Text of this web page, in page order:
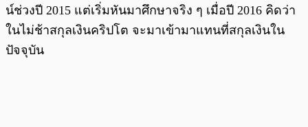
น์ช่วงปี 2015 แต่เริ่มหันมาศึกษาจริง ๆ เมื่อปี 2016 คิดว่า
ในไม่ช้าสกุลเงินคริปโต จะมาเข้ามาแทนที่สกุลเงินใน
ปัจจุบัน